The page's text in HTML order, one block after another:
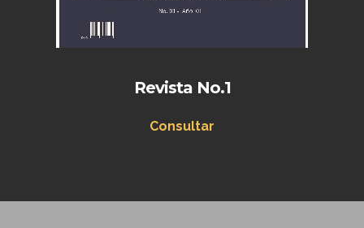
Revista No.1
Consultar